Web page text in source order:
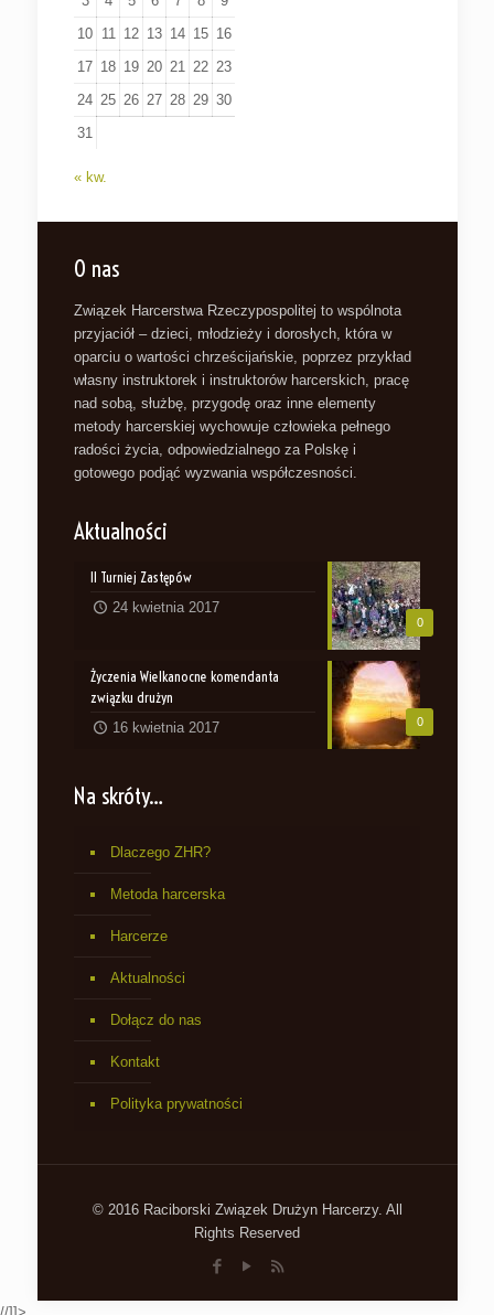
10 11 12 13 14 15 16
17 18 19 20 21 22 23
24 25 26 27 28 29 30
31
« kw.
O nas
Związek Harcerstwa Rzeczypospolitej to wspólnota
przyjaciół – dzieci, młodzieży i dorosłych, która w
oparciu o wartości chrześcijańskie, poprzez przykład
własny instruktorek i instruktorów harcerskich, pracę
nad sobą, służbę, przygodę oraz inne elementy
metody harcerskiej wychowuje człowieka pełnego
radości życia, odpowiedzialnego za Polskę i
gotowego podjąć wyzwania współczesności.
Aktualności
0
II Turniej Zastępów
24 kwietnia 2017
0
Życzenia Wielkanocne komendanta
związku drużyn
16 kwietnia 2017
Na skróty…
Dlaczego ZHR?
Metoda harcerska
Harcerze
Aktualności
Dołącz do nas
Kontakt
Polityka prywatności
© 2016 Raciborski Związek Drużyn Harcerzy. All
Rights Reserved